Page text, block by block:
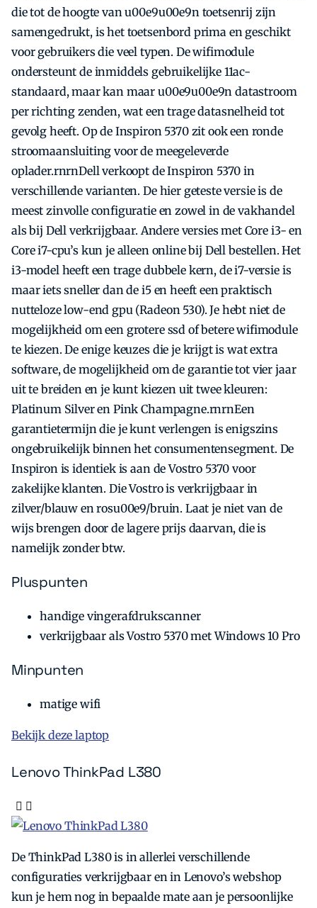
die tot de hoogte van u00e9u00e9n toetsenrij zijn
samengedrukt, is het toetsenbord prima en geschikt
voor gebruikers die veel typen. De wifimodule
ondersteunt de inmiddels gebruikelijke 11ac-
standaard, maar kan maar u00e9u00e9n datastroom
per richting zenden, wat een trage datasnelheid tot
gevolg heeft. Op de Inspiron 5370 zit ook een ronde
stroomaansluiting voor de meegeleverde
oplader.rnrnDell verkoopt de Inspiron 5370 in
verschillende varianten. De hier geteste versie is de
meest zinvolle configuratie en zowel in de vakhandel
als bij Dell verkrijgbaar. Andere versies met Core i3- en
Core i7-cpu’s kun je alleen online bij Dell bestellen. Het
i3-model heeft een trage dubbele kern, de i7-versie is
maar iets sneller dan de i5 en heeft een praktisch
nutteloze low-end gpu (Radeon 530). Je hebt niet de
mogelijkheid om een grotere ssd of betere wifimodule
te kiezen. De enige keuzes die je krijgt is wat extra
software, de mogelijkheid om de garantie tot vier jaar
uit te breiden en je kunt kiezen uit twee kleuren:
Platinum Silver en Pink Champagne.rnrnEen
garantietermijn die je kunt verlengen is enigszins
ongebruikelijk binnen het consumentensegment. De
Inspiron is identiek is aan de Vostro 5370 voor
zakelijke klanten. Die Vostro is verkrijgbaar in
zilver/blauw en rosu00e9/bruin. Laat je niet van de
wijs brengen door de lagere prijs daarvan, die is
namelijk zonder btw.
Pluspunten
handige vingerafdrukscanner
verkrijgbaar als Vostro 5370 met Windows 10 Pro
Minpunten
matige wifi
Bekijk deze laptop
Lenovo ThinkPad L380
De ThinkPad L380 is in allerlei verschillende
configuraties verkrijgbaar en in Lenovo’s webshop
kun je hem nog in bepaalde mate aan je persoonlijke